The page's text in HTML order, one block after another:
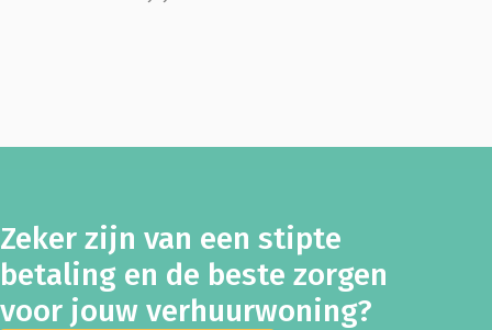
Zeker zijn van een stipte
betaling en de beste zorgen
voor jouw verhuurwoning?